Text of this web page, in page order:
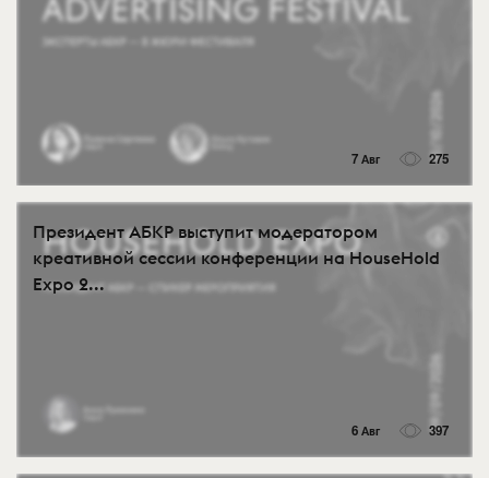
7 Авг 275
Президент АБКР выступит модератором
креативной сессии конференции на HouseHold
Expo 2...
6 Авг 397